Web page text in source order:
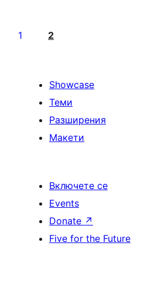
1 2
Showcase
Теми
Разширения
Макети
Включете се
Events
Donate ↗
Five for the Future